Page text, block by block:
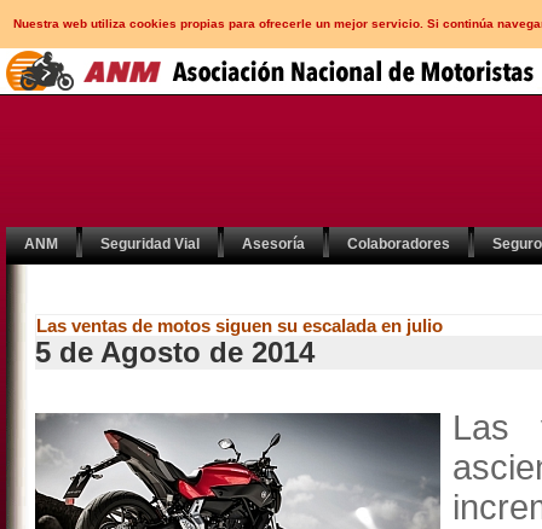
Nuestra web utiliza cookies propias para ofrecerle un mejor servicio. Si continúa
ANM Seguridad Vial Asesoría Colaboradores
Las ventas de motos siguen su escalada en julio
5 de Agosto de 2014
Las